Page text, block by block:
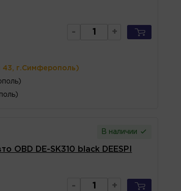
- +
43, г.Симферополь)
В наличии
OBD DE-SK310 black DEESPI
- +